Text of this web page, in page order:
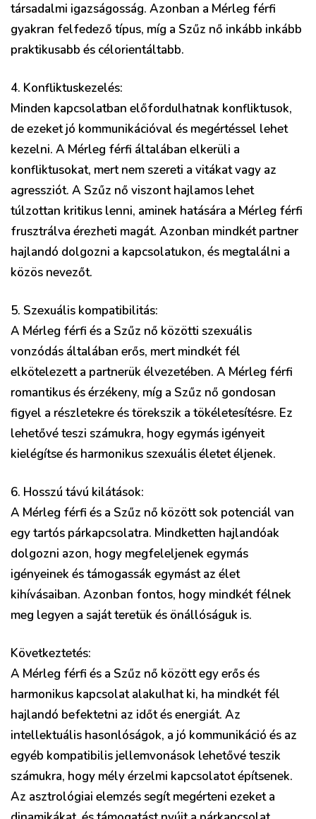
társadalmi igazságosság. Azonban a Mérleg férfi
gyakran felfedező típus, míg a Szűz nő inkább inkább
praktikusabb és célorientáltabb.
4. Konfliktuskezelés:
Minden kapcsolatban előfordulhatnak konfliktusok,
de ezeket jó kommunikációval és megértéssel lehet
kezelni. A Mérleg férfi általában elkerüli a
konfliktusokat, mert nem szereti a vitákat vagy az
agressziót. A Szűz nő viszont hajlamos lehet
túlzottan kritikus lenni, aminek hatására a Mérleg férfi
frusztrálva érezheti magát. Azonban mindkét partner
hajlandó dolgozni a kapcsolatukon, és megtalálni a
közös nevezőt.
5. Szexuális kompatibilitás:
A Mérleg férfi és a Szűz nő közötti szexuális
vonzódás általában erős, mert mindkét fél
elkötelezett a partnerük élvezetében. A Mérleg férfi
romantikus és érzékeny, míg a Szűz nő gondosan
figyel a részletekre és törekszik a tökéletesítésre. Ez
lehetővé teszi számukra, hogy egymás igényeit
kielégítse és harmonikus szexuális életet éljenek.
6. Hosszú távú kilátások:
A Mérleg férfi és a Szűz nő között sok potenciál van
egy tartós párkapcsolatra. Mindketten hajlandóak
dolgozni azon, hogy megfeleljenek egymás
igényeinek és támogassák egymást az élet
kihívásaiban. Azonban fontos, hogy mindkét félnek
meg legyen a saját teretük és önállóságuk is.
Következtetés:
A Mérleg férfi és a Szűz nő között egy erős és
harmonikus kapcsolat alakulhat ki, ha mindkét fél
hajlandó befektetni az időt és energiát. Az
intellektuális hasonlóságok, a jó kommunikáció és az
egyéb kompatibilis jellemvonások lehetővé teszik
számukra, hogy mély érzelmi kapcsolatot építsenek.
Az asztrológiai elemzés segít megérteni ezeket a